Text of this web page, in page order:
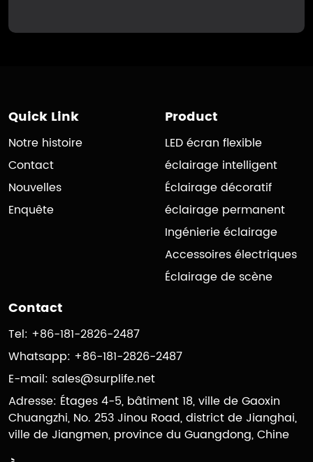
Quick Link
Notre histoire
Contact
Nouvelles
Enquête
Product
LED écran flexible
éclairage intelligent
Éclairage décoratif
éclairage permanent
Ingénierie éclairage
Accessoires électriques
Éclairage de scène
Contact
Tel: +86-181-2826-2487
Whatsapp: +86-181-2826-2487
E-mail: sales@surplife.net
Adresse: Étages 4-5, bâtiment 18, ville de Gaoxin
Chuangzhi, No. 253 Jinou Road, district de Jianghai,
ville de Jiangmen, province du Guangdong, Chine